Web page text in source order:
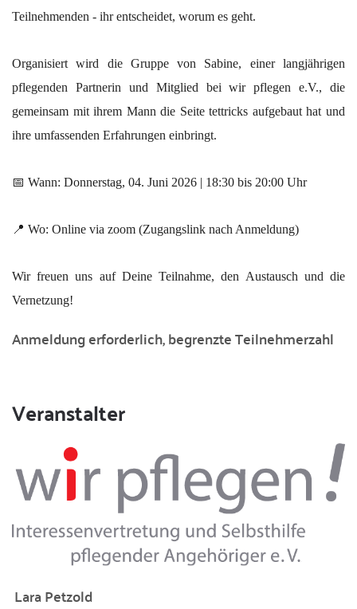
Teilnehmenden - ihr entscheidet, worum es geht.
Organisiert wird die Gruppe von Sabine, einer langjährigen
pflegenden Partnerin und Mitglied bei wir pflegen e.V., die
gemeinsam mit ihrem Mann die Seite tettricks aufgebaut hat und
ihre umfassenden Erfahrungen einbringt.
📅 Wann: Donnerstag, 04. Juni 2026 | 18:30 bis 20:00 Uhr
📍 Wo: Online via zoom (Zugangslink nach Anmeldung)
Wir freuen uns auf Deine Teilnahme, den Austausch und die
Vernetzung!
Anmeldung erforderlich, begrenzte Teilnehmerzahl
Veranstalter
Lara Petzold